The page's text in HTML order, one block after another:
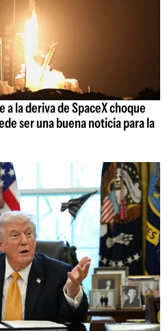
a la deriva de SpaceX choque
ser una buena noticia para la